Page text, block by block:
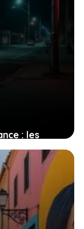
: les
éviter